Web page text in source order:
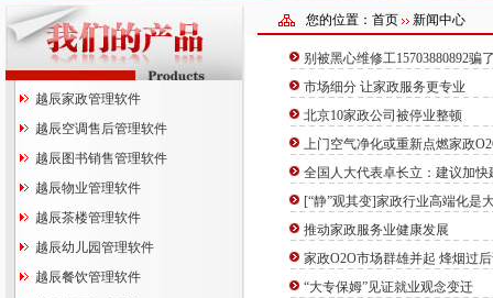
您的位置：首页 新闻中心
越辰家政管理软件
越辰空调售后管理软件
越辰图书销售管理软件
越辰物业管理软件
越辰茶楼管理软件
越辰幼儿园管理软件
越辰餐饮管理软件
别被黑心维修工15703880892骗
市场细分 让家政服务更专业
北京10家政公司被停业整顿
上门空气净化或重新点燃家政
全国人大代表卓长立：建议加
[“静”观其变]家政行业高端化是
推动家政服务业健康发展
家政O2O市场群雄并起 烽烟过
“大专保姆”见证就业观念变迁